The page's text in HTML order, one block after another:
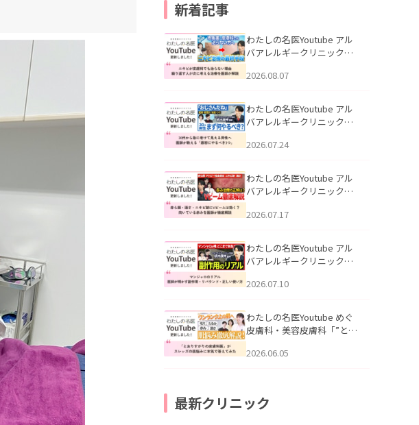
新着記事
わたしの名医Youtube アル
バアレルギークリニック札
らない理由｜繰り返す人が
説」を公開いたしました。
2026.08.07
わたしの名医Youtube アル
バアレルギークリニック札
える男性へ｜医師が教える
公開いたしました。
2026.07.24
わたしの名医Youtube アル
バアレルギークリニック札
跡にVビームは効く？向いて
説」を公開いたしました。
2026.07.17
わたしの名医Youtube アル
バアレルギークリニック札
医師が明かす副作用・リバ
公開いたしました。
2026.07.10
わたしの名医Youtube めぐ
皮膚科・美容皮膚科「”とお
ッズの肌悩みに本気で答え
2026.06.05
最新クリニック